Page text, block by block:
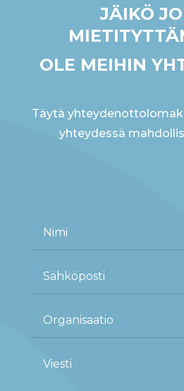
JÄIKÖ
OLE MEIHIN
Täytä
yhteydessä